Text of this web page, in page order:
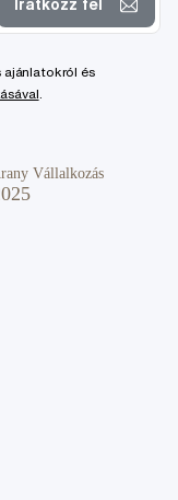
Iratkozz fel
ajánlatokról és